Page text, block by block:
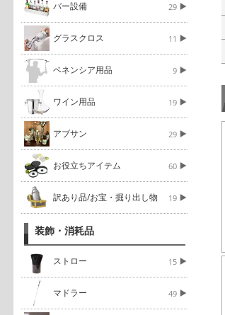
バー設備 29
グラスクロス 11
ベネンシア用品 9
ワイン用品 19
アブサン 29
お役立ちアイテム 60
訳あり品/お宝・掘り出し物 19
装飾・消耗品
ストロー 15
マドラー 49